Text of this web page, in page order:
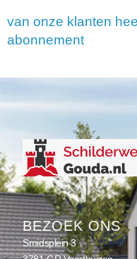
van onze klanten
abonnement
BEZOEK ONS
Smidsplein 3